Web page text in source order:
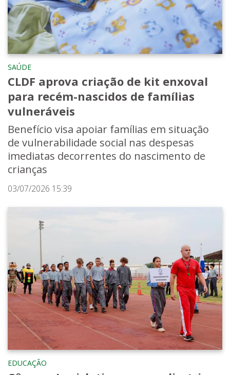
SAÚDE
CLDF aprova criação de kit enxoval
para recém-nascidos de famílias
vulneráveis
Benefício visa apoiar famílias em situação
de vulnerabilidade social nas despesas
imediatas decorrentes do nascimento de
crianças
03/07/2026 15:39
EDUCAÇÃO